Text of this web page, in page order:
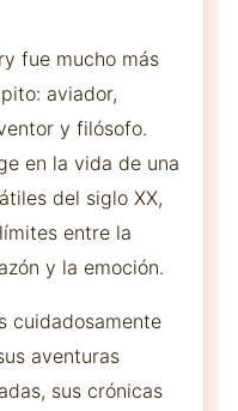
fue mucho más
aviador,
y filósofo.
en la vida de una
del siglo XX,
entre la
y la emoción.
cuidadosamente
aventuras
sus crónicas